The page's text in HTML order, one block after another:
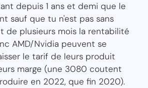
depuis 1 ans et demi que le
sauf que tu n'est pas sans
de plusieurs mois la rentabilité
AMD/Nvidia peuvent se
le tarif de leurs produit
marge (une 3080 coutent
en 2022, que fin 2020).